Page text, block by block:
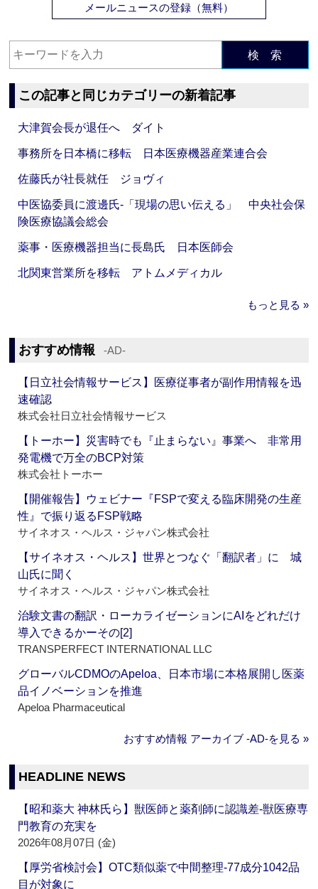
メールニュースの登録（無料）
検 索
この記事と同じカテゴリーの新着記事
大津賀会長が退任へ ダイト
事務所を日本橋に移転 日本医療機器産業連合会
佐藤氏が社長就任 ジョヴィ
中医協委員に渡邊氏‐「現場の思い伝える」 中央社会保
険医療協議会総会
薬事・医療機器担当に長島氏 日本医師会
北関東営業所を移転 アトムメディカル
もっと見る »
おすすめ情報 ‐AD‐
【日立社会情報サービス】医療従事者が副作用情報を迅
速確認
株式会社日立社会情報サービス
【トーホー】災害時でも『止まらない』事業へ 非常用
発電機で万全のBCP対策
株式会社トーホー
【開催報告】ウェビナー『FSPで変える臨床開発の生産
性』で振り返るFSP戦略
サイネオス・ヘルス・ジャパン株式会社
【サイネオス・ヘルス】世界とつなぐ「翻訳者」に 城
山氏に聞く
サイネオス・ヘルス・ジャパン株式会社
治験文書の翻訳・ローカライゼーションにAIをどれだけ
導入できるかーその[2]
TRANSPERFECT INTERNATIONAL LLC
グローバルCDMOのApeloa、日本市場に本格展開し医薬
品イノベーションを推進
Apeloa Pharmaceutical
おすすめ情報 アーカイブ ‐AD‐を見る »
HEADLINE NEWS
【昭和薬大 神林氏ら】獣医師と薬剤師に認識差‐獣医療専
門教育の充実を
2026年08月07日 (金)
【厚労省検討会】OTC類似薬で中間整理‐77成分1042品
目が対象に